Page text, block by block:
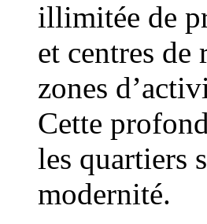
illimitée de
et centres de
zones
Cette
les quartiers
modernité.